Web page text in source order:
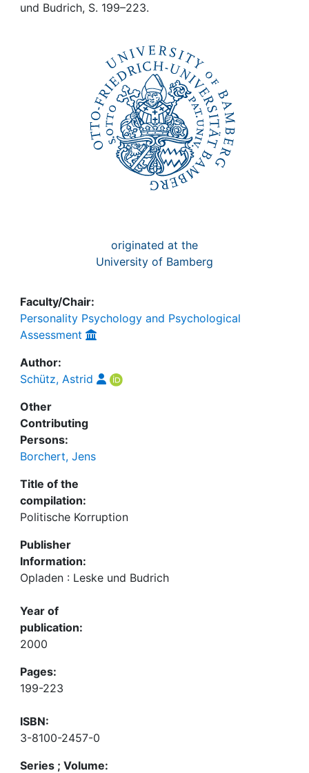
und Budrich, S. 199–223.
originated at the
University of Bamberg
Faculty/Chair:
Personality Psychology and Psychological
Assessment
Author:
Schütz, Astrid
Other
Contributing
Persons:
Borchert, Jens
Title of the
compilation:
Politische Korruption
Publisher
Information:
Opladen : Leske und Budrich
Year of
publication:
2000
Pages:
199-223
ISBN:
3-8100-2457-0
Series ; Volume: